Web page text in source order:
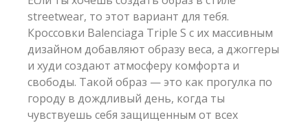
streetwear, то этот вариант для тебя.
Кроссовки Balenciaga Triple S с их массивным
дизайном добавляют образу веса, а джоггеры
и худи создают атмосферу комфорта и
свободы. Такой образ — это как прогулка по
городу в дождливый день, когда ты
чувствуешь себя защищенным от всех